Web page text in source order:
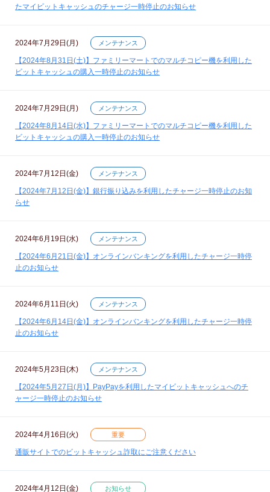
たマイビットキャッシュのチャージ一時停止のお知らせ
2024年7月29日(月) メンテナンス
【2024年8月31日(土)】ファミリーマートでのマルチコピー機を利用した
ビットキャッシュの購入一時停止のお知らせ
2024年7月29日(月) メンテナンス
【2024年8月14日(水)】ファミリーマートでのマルチコピー機を利用した
ビットキャッシュの購入一時停止のお知らせ
2024年7月12日(金) メンテナンス
【2024年7月12日(金)】銀行振り込みを利用したチャージ一時停止のお知
らせ
2024年6月19日(水) メンテナンス
【2024年6月21日(金)】オンラインバンキングを利用したチャージ一時停
止のお知らせ
2024年6月11日(火) メンテナンス
【2024年6月14日(金)】オンラインバンキングを利用したチャージ一時停
止のお知らせ
2024年5月23日(木) メンテナンス
【2024年5月27日(月)】PayPayを利用したマイビットキャッシュへのチ
ャージ一時停止のお知らせ
2024年4月16日(火) 重要
通販サイトでのビットキャッシュ詐取にご注意ください
2024年4月12日(金) お知らせ